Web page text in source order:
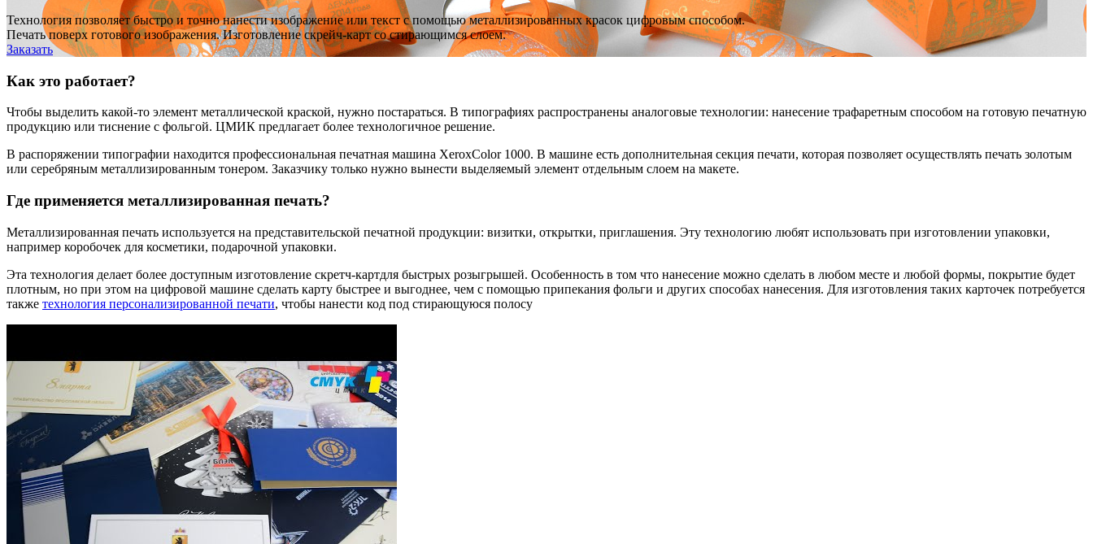
Технология позволяет быстро и точно нанести изображение или текст с помощью металлизированных красок цифровым способом.
Печать поверх готового изображения. Изготовление скрейч-карт со стирающимся слоем.
Заказать
Как это работает?
Чтобы выделить какой-то элемент металлической краской, нужно постараться. В типографиях распространены аналоговые технологии: нанесение трафаретным способом на готовую печатную
продукцию или тиснение с фольгой. ЦМИК предлагает более технологичное решение.
В распоряжении типографии находится профессиональная печатная машина XeroxColor 1000. В машине есть дополнительная секция печати, которая позволяет осуществлять печать золотым
или серебряным металлизированным тонером. Заказчику только нужно вынести выделяемый элемент отдельным слоем на макете.
Где применяется металлизированная печать?
Металлизированная печать используется на представительской печатной продукции: визитки, открытки, приглашения. Эту технологию любят использовать при изготовлении упаковки,
например коробочек для косметики, подарочной упаковки.
Эта технология делает более доступным изготовление скретч-картдля быстрых розыгрышей. Особенность в том что нанесение можно сделать в любом месте и любой формы, покрытие будет
плотным, но при этом на цифровой машине сделать карту быстрее и выгоднее, чем с помощью припекания фольги и других способах нанесения. Для изготовления таких карточек потребуется
также технология персонализированной печати, чтобы нанести код под стирающуюся полосу